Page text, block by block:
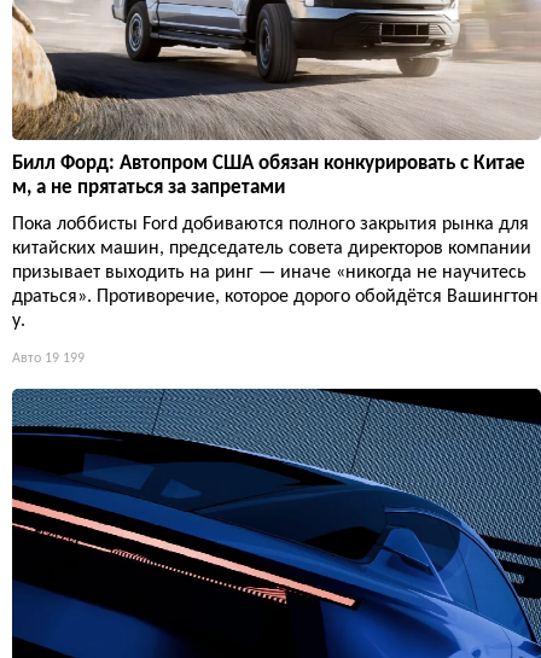
Билл Форд: Автопром США обязан конкурировать с Китае
м, а не прятаться за запретами
Пока лоббисты Ford добиваются полного закрытия рынка для
китайских машин, председатель совета директоров компании
призывает выходить на ринг — иначе «никогда не научитесь
драться». Противоречие, которое дорого обойдётся Вашингтон
у.
Авто 19 199